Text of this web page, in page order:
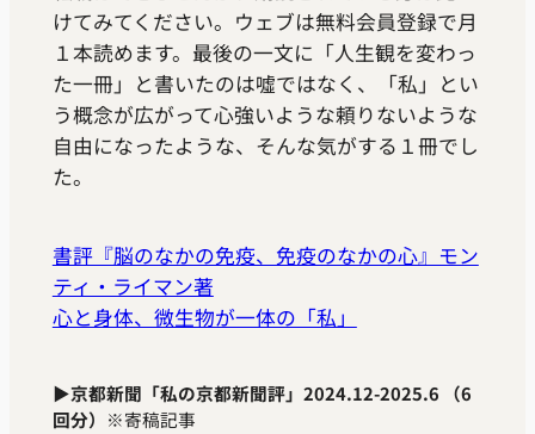
けてみてください。ウェブは無料会員登録で月
１本読めます。最後の一文に「人生観を変わっ
た一冊」と書いたのは噓ではなく、「私」とい
う概念が広がって心強いような頼りないような
自由になったような、そんな気がする１冊でし
た。
書評『脳のなかの免疫、免疫のなかの心』モン
ティ・ライマン著
心と身体、微生物が一体の「私」
▶京都新聞「私の京都新聞評」2024.12-2025.6 （6
回分） ※寄稿記事